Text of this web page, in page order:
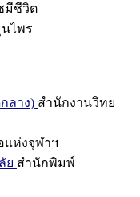
ชีวิต
ไพร
ลาง) สำนักงานวิทย
ห่งจุฬาฯ
ย สำนักพิมพ์